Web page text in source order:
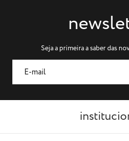
Seja a primeira a saber das